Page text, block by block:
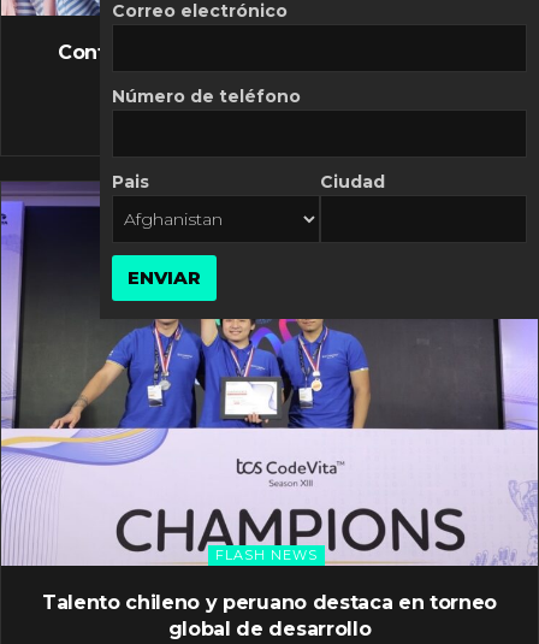
FLASH NEWS
Controversia de Mercado Libre por costos
10 MARZO, 2026
FLASH NEWS
Talento chileno y peruano destaca en torneo
global de desarrollo
Correo electrónico
Número de teléfono
Pais Ciudad
ENVIAR